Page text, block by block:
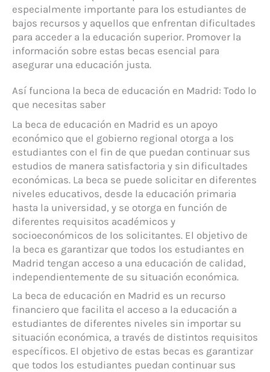
especialmente importante para los estudiantes de
bajos recursos y aquellos que enfrentan dificultades
para acceder a la educación superior. Promover la
información sobre estas becas esencial para
asegurar una educación justa.
Así funciona la beca de educación en Madrid: Todo lo
que necesitas saber
La beca de educación en Madrid es un apoyo
económico que el gobierno regional otorga a los
estudiantes con el fin de que puedan continuar sus
estudios de manera satisfactoria y sin dificultades
económicas. La beca se puede solicitar en diferentes
niveles educativos, desde la educación primaria
hasta la universidad, y se otorga en función de
diferentes requisitos académicos y
socioeconómicos de los solicitantes. El objetivo de
la beca es garantizar que todos los estudiantes en
Madrid tengan acceso a una educación de calidad,
independientemente de su situación económica.
La beca de educación en Madrid es un recurso
financiero que facilita el acceso a la educación a
estudiantes de diferentes niveles sin importar su
situación económica, a través de distintos requisitos
específicos. El objetivo de estas becas es garantizar
que todos los estudiantes puedan continuar sus